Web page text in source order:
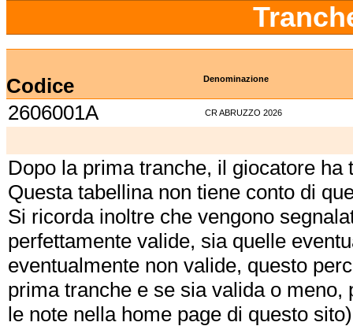
Codice Denominazione
2606001A CR ABRUZZO 2026
Dopo la prima tranche, il giocatore
Questa tabellina non tiene conto di
Si ricorda inoltre che vengono
perfettamente valide, sia quelle
eventualmente non valide, questo
prima tranche e se sia valida o
le note nella home page di questo